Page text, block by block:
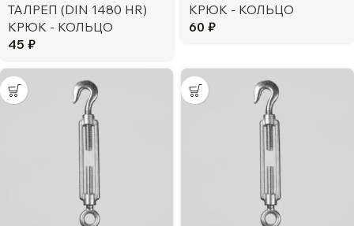
ТАЛРЕП (DIN 1480 HR)
КРЮК - КОЛЬЦО
45 ₽
КРЮК - КОЛЬЦО
60 ₽